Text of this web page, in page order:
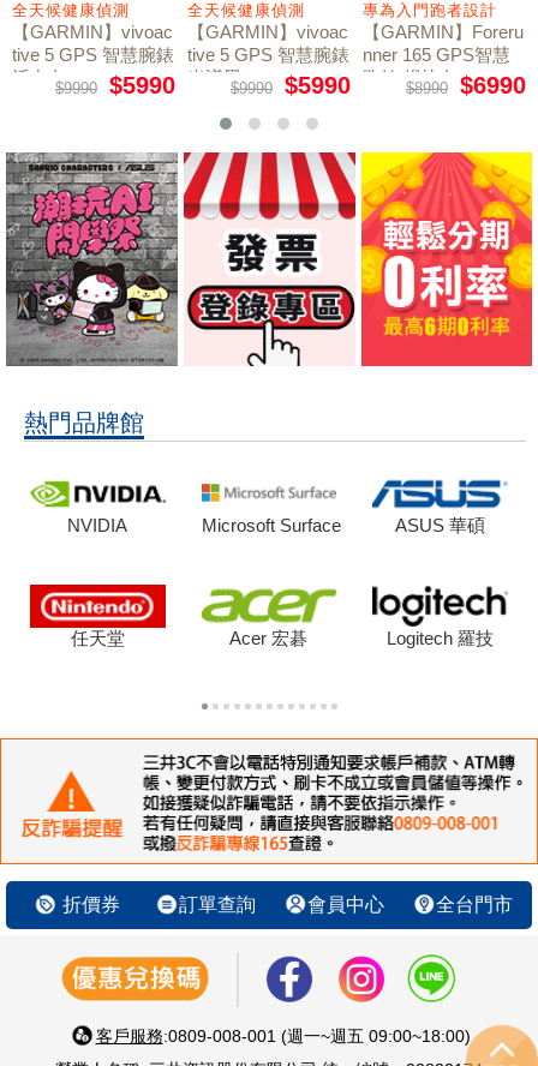
天候健康偵測
GARMIN】vivoac
5 GPS 智慧腕錶
力白
$9990 $5990
全天候健康偵測
【GARMIN】vivoac
tive 5 GPS 智慧腕錶
光譜黑
$9990 $5990
專為入門跑者設計
【GARMIN】Foreru
nner 165 GPS智慧
跑錶 暢快白
$8990 $6990
【
競
熱門品牌館
NVIDIA Microsoft Surface ASUS 華碩
任天堂 Acer 宏碁 Logitech 羅技
折價券 訂單查詢 會員中心 全台門市
客戶服務:0809-008-001 (週一~週五 09:00~18:00)